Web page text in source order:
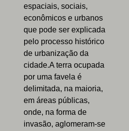
espaciais, sociais,
econômicos e urbanos
que pode ser explicada
pelo processo histórico
de urbanização da
cidade.A terra ocupada
por uma favela é
delimitada, na maioria,
em áreas públicas,
onde, na forma de
invasão, aglomeram-se